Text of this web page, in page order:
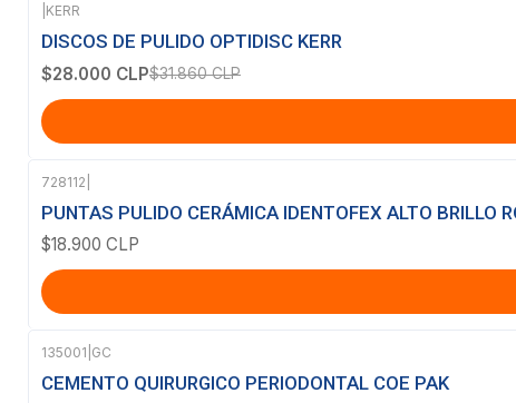
-12% OFF
KERR
DISCOS DE PULIDO OPTIDISC KERR
$28.000 CLP$31.860 CLP
728112
PUNTAS PULIDO CERÁMICA IDENTOFEX ALTO BRILLO
$18.900 CLP
Agotado
135001 GC
CEMENTO QUIRURGICO PERIODONTAL COE PAK